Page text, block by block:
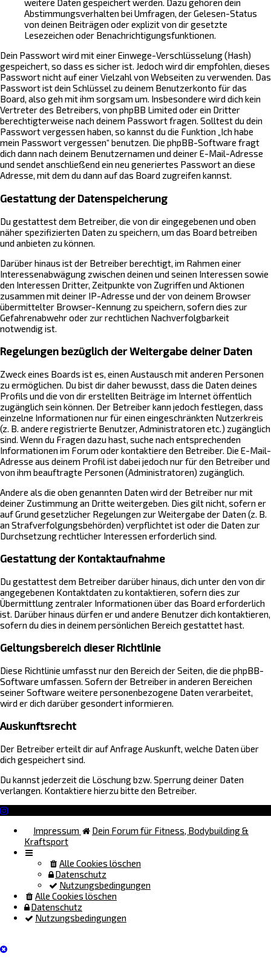
weitere Daten gespeichert werden. Dazu gehören dein
Abstimmungsverhalten bei Umfragen, der Gelesen-Status
von deinen Beiträgen oder explizit von dir gesetzte
Lesezeichen oder Benachrichtigungsfunktionen.
Dein Passwort wird mit einer Einwege-Verschlüsselung (Hash)
gespeichert, so dass es sicher ist. Jedoch wird dir empfohlen, dieses
Passwort nicht auf einer Vielzahl von Webseiten zu verwenden. Das
Passwort ist dein Schlüssel zu deinem Benutzerkonto für das
Board, also geh mit ihm sorgsam um. Insbesondere wird dich kein
Vertreter des Betreibers, von phpBB Limited oder ein Dritter
berechtigterweise nach deinem Passwort fragen. Solltest du dein
Passwort vergessen haben, so kannst du die Funktion „Ich habe
mein Passwort vergessen“ benutzen. Die phpBB-Software fragt
dich dann nach deinem Benutzernamen und deiner E-Mail-Adresse
und sendet anschließend ein neu generiertes Passwort an diese
Adresse, mit dem du dann auf das Board zugreifen kannst.
Gestattung der Datenspeicherung
Du gestattest dem Betreiber, die von dir eingegebenen und oben
näher spezifizierten Daten zu speichern, um das Board betreiben
und anbieten zu können.
Darüber hinaus ist der Betreiber berechtigt, im Rahmen einer
Interessenabwägung zwischen deinen und seinen Interessen sowie
den Interessen Dritter, Zeitpunkte von Zugriffen und Aktionen
zusammen mit deiner IP-Adresse und der von deinem Browser
übermittelter Browser-Kennung zu speichern, sofern dies zur
Gefahrenabwehr oder zur rechtlichen Nachverfolgbarkeit
notwendig ist.
Regelungen bezüglich der Weitergabe deiner Daten
Zweck eines Boards ist es, einen Austausch mit anderen Personen
zu ermöglichen. Du bist dir daher bewusst, dass die Daten deines
Profils und die von dir erstellten Beiträge im Internet öffentlich
zugänglich sein können. Der Betreiber kann jedoch festlegen, dass
einzelne Informationen nur für einen eingeschränkten Nutzerkreis
(z. B. andere registrierte Benutzer, Administratoren etc.) zugänglich
sind. Wenn du Fragen dazu hast, suche nach entsprechenden
Informationen im Forum oder kontaktiere den Betreiber. Die E-Mail-
Adresse aus deinem Profil ist dabei jedoch nur für den Betreiber und
von ihm beauftragte Personen (Administratoren) zugänglich.
Andere als die oben genannten Daten wird der Betreiber nur mit
deiner Zustimmung an Dritte weitergeben. Dies gilt nicht, sofern er
auf Grund gesetzlicher Regelungen zur Weitergabe der Daten (z. B.
an Strafverfolgungsbehörden) verpflichtet ist oder die Daten zur
Durchsetzung rechtlicher Interessen erforderlich sind.
Gestattung der Kontaktaufnahme
Du gestattest dem Betreiber darüber hinaus, dich unter den von dir
angegebenen Kontaktdaten zu kontaktieren, sofern dies zur
Übermittlung zentraler Informationen über das Board erforderlich
ist. Darüber hinaus dürfen er und andere Benutzer dich kontaktieren,
sofern du dies in deinem persönlichen Bereich gestattet hast.
Geltungsbereich dieser Richtlinie
Diese Richtlinie umfasst nur den Bereich der Seiten, die die phpBB-
Software umfassen. Sofern der Betreiber in anderen Bereichen
seiner Software weitere personenbezogene Daten verarbeitet,
wird er dich darüber gesondert informieren.
Auskunftsrecht
Der Betreiber erteilt dir auf Anfrage Auskunft, welche Daten über
dich gespeichert sind.
Du kannst jederzeit die Löschung bzw. Sperrung deiner Daten
verlangen. Kontaktiere hierzu bitte den Betreiber.
Impressum
Dein Forum für Fitness, Bodybuilding &
Kraftsport
Alle Cookies löschen
Datenschutz
Nutzungsbedingungen
Alle Cookies löschen
Datenschutz
Nutzungsbedingungen